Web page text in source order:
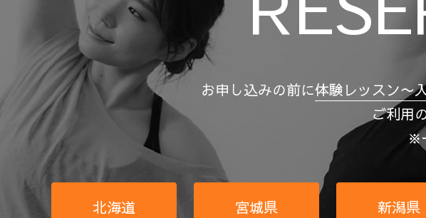
お申し込みの前に体験レッスン〜
ご利用
※
北海道 宮城県 新潟県